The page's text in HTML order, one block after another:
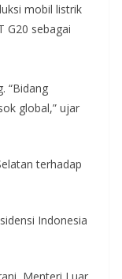
mobil listrik
G20 sebagai
“Bidang
global,” ujar
terhadap
Indonesia